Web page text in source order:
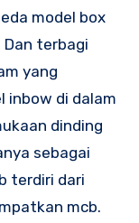
model box
Dan terbagi
yang
inbow di dalam
dinding
sebagai
terdiri dari
mcb.